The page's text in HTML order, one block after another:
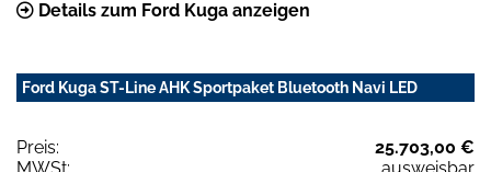
Details zum Ford Kuga anzeigen
Ford Kuga ST-Line AHK Sportpaket Bluetooth Navi LED
Preis:
25.703,00 €